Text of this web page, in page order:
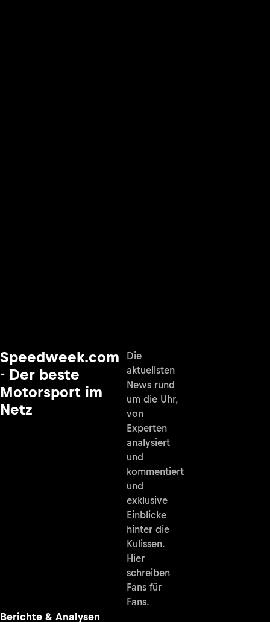
Speedweek.com
- Der beste
Motorsport im
Netz
Die
aktuellsten
News rund
um die Uhr,
von
Experten
analysiert
und
kommentiert
und
exklusive
Einblicke
hinter die
Kulissen.
Hier
schreiben
Fans für
Fans.
Berichte & Analysen